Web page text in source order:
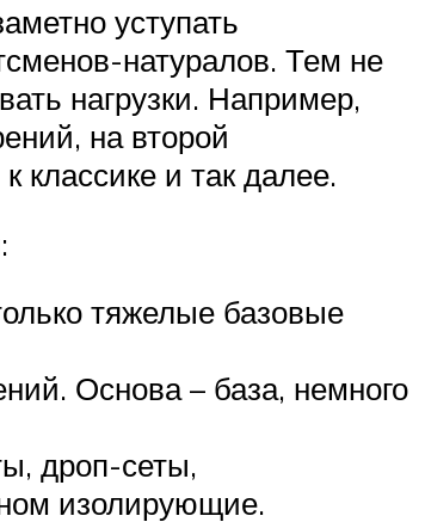
уступать
натуралов. Тем не
нагрузки. Например,
на второй
классике и так далее.
тяжелые базовые
Основа – база, немного
дроп-сеты,
изолирующие.